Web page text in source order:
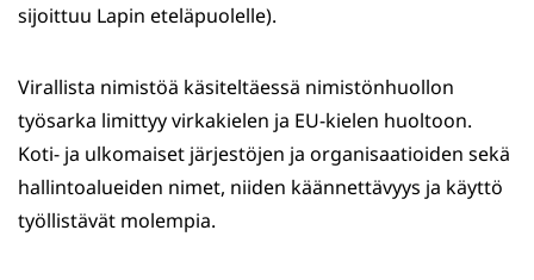
sijoittuu Lapin eteläpuolelle).
Virallista nimistöä käsiteltäessä nimistönhuollon
työsarka limittyy virkakielen ja EU-kielen huoltoon.
Koti- ja ulkomaiset järjestöjen ja organisaatioiden sekä
hallintoalueiden nimet, niiden käännettävyys ja käyttö
työllistävät molempia.